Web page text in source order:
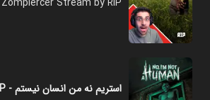
استریم نه من انسان نیستم - RIP